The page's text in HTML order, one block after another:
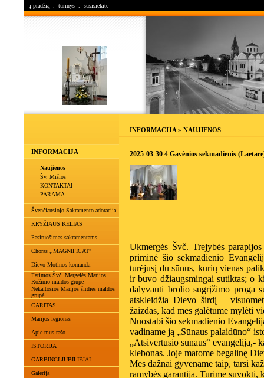
į pradžią turinys susisiekite
INFORMACIJA
Naujienos
Šv. Mišios
KONTAKTAI
PARAMA
Švenčiausiojo Sakramento adoracija
KRYŽIAUS KELIAS
Pasiruošimas sakramentams
Choras ,,MAGNIFICAT"
Dievo Motinos komanda
Fatimos Švč. Mergelės Marijos
Rožinio maldos grupė
Nekaltosios Marijos širdies maldos
grupė
CARITAS
Marijos legionas
Apie mus rašo
ISTORIJA
GARBINGI JUBILIEJAI
Galerija
INFORMACIJA » NAUJIENOS
2025-03-30 4 Gavėnios sekmadienis
Ukmergės Švč. Trejybės
priminė šio sekmadienio
turėjusį du sūnus, kurių vienas
ir buvo džiaugsmingai sutiktas; o
dalyvauti brolio sugrįžimo proga
atskleidžia Dievo širdį –
žaizdas, kad mes galėtume mylėti
Nuostabi šio sekmadienio
vadiname ją „Sūnaus palaidūno“
„Atsivertusio sūnaus“ evangelija,-
klebonas. Joje matome begalinę
Mes dažnai gyvename taip, tarsi
ramybės garantija. Turime suvokti,